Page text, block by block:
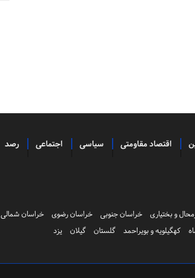
اقتصاد مقاومتی سیاسی اجتماعی رصد
و بختیاری خراسان جنوبی خراسان رضوی خراسان شمالی
کهگیلویه و بویراحمد گلستان گیلان یزد